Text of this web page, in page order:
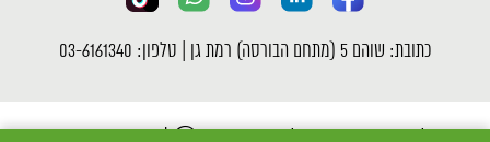
כתובת: שוהם 5 (מתחם הבורסה) רמת גן | טלפון: 03-6161340